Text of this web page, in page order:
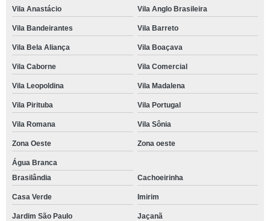
Vila Anastácio Vila Anglo Brasileira
Vila Bandeirantes Vila Barreto
Vila Bela Aliança Vila Boaçava
Vila Caborne Vila Comercial
Vila Leopoldina Vila Madalena
Vila Pirituba Vila Portugal
Vila Romana Vila Sônia
Zona Oeste Zona oeste
Água Branca
Brasilândia
Cachoeirinha
Casa Verde Imirim
Jardim São Paulo Jaçanã